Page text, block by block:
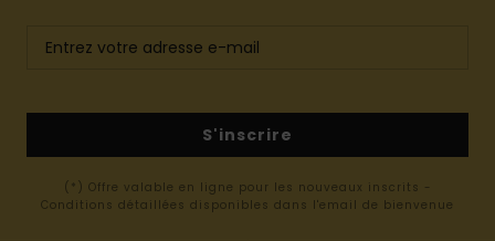
S'inscrire
(*) Offre valable en ligne pour les nouveaux inscrits -
Conditions détaillées disponibles dans l'email de bienvenue